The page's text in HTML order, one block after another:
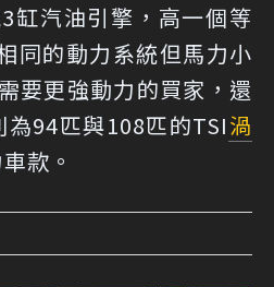
缸汽油引擎，高一個等
同的動力系統但馬力小
要更強動力的買家，還
94匹與108匹的TSI渦
款。